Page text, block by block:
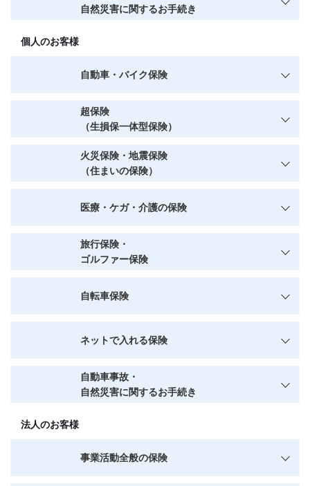
自然災害に関するお手続き
個人のお客様
自動車・バイク保険
超保険
（生損保一体型保険）
火災保険・地震保険
（住まいの保険）
医療・ケガ・介護の保険
旅行保険・
ゴルファー保険
自転車保険
ネットで入れる保険
自動車事故・
自然災害に関するお手続き
法人のお客様
事業活動全般の保険